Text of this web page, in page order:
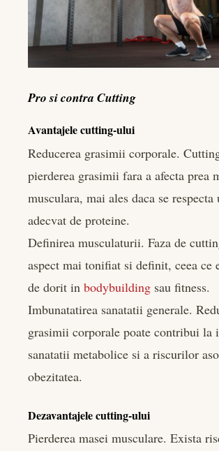
Pro si contra Cutting
Avantajele cutting-ului
Reducerea grasimii corporale.
pierderea grasimii fara a afecta prea
musculara, mai ales daca se respecta
adecvat de proteine.
Definirea musculaturii. Faza de
aspect mai tonifiat si definit, ceea ce
de dorit in bodybuilding sau fitness.
Imbunatatirea sanatatii generale.
grasimii corporale poate contribui la
sanatatii metabolice si a riscurilor
obezitatea.
Dezavantajele cutting-ului
Pierderea masei musculare. Exista